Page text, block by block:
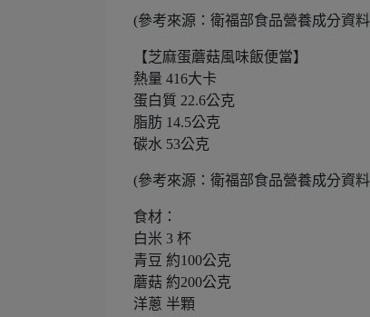
(參考來源：衛福部食品營養成分資
【芝麻蛋蘑菇風味飯便當】
熱量 416大卡
蛋白質 22.6公克
脂肪 14.5公克
碳水 53公克
(參考來源：衛福部食品營養成分資
食材：
白米 3 杯
青豆 約100公克
蘑菇 約200公克
洋蔥 半顆